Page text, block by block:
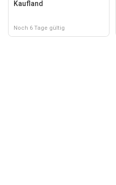
Kaufland
Noch 6 Tage gültig